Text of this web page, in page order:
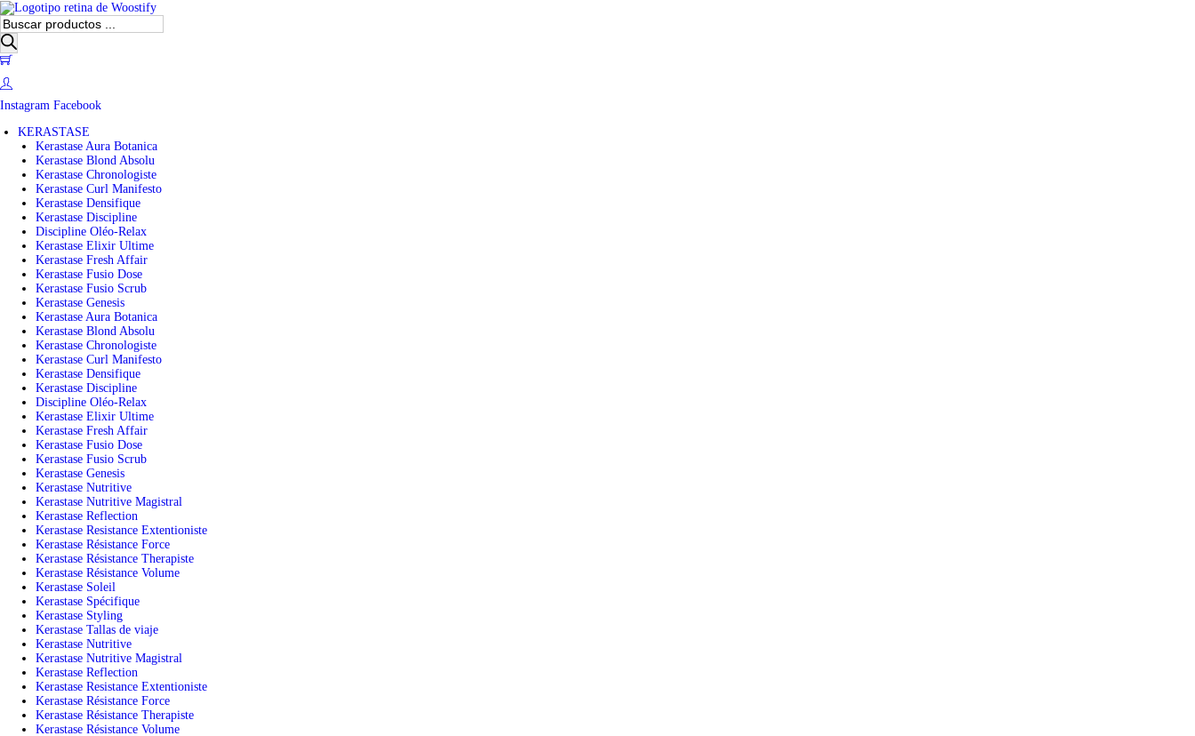
B
ú
s
q
u
e
d
d
Instagram Facebook
KERASTASE
Kerastase Aura Botanica
Kerastase Blond Absolu
Kerastase Chronologiste
Kerastase Curl Manifesto
Kerastase Densifique
Kerastase Discipline
Discipline Oléo-Relax
Kerastase Elixir Ultime
Kerastase Fresh Affair
Kerastase Fusio Dose
Kerastase Fusio Scrub
Kerastase Genesis
Kerastase Aura Botanica
Kerastase Blond Absolu
Kerastase Chronologiste
Kerastase Curl Manifesto
Kerastase Densifique
Kerastase Discipline
Discipline Oléo-Relax
Kerastase Elixir Ultime
Kerastase Fresh Affair
Kerastase Fusio Dose
Kerastase Fusio Scrub
Kerastase Genesis
Kerastase Nutritive
Kerastase Nutritive Magistral
Kerastase Reflection
Kerastase Resistance Extentioniste
Kerastase Résistance Force
Kerastase Résistance Therapiste
Kerastase Résistance Volume
Kerastase Soleil
Kerastase Spécifique
Kerastase Styling
Kerastase Tallas de viaje
Kerastase Nutritive
Kerastase Nutritive Magistral
Kerastase Reflection
Kerastase Resistance Extentioniste
Kerastase Résistance Force
Kerastase Résistance Therapiste
Kerastase Résistance Volume